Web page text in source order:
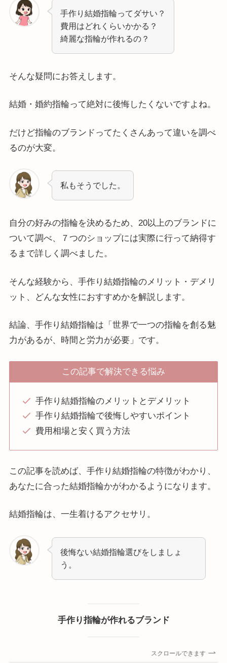
手作り結婚指輪ってダサい？
費用はどれくらいかかる？
綺麗な指輪が作れるの？
そんな疑問にお答えします。
結婚・婚約指輪って絶対に後悔したくないですよね。
だけど指輪のブランドってたくさんあって違いを調べ
るのが大変。
私もそうでした。
自分の好みの指輪を決めるため、20以上のブランドに
ついて調べ、７つのショップには実際に行って納得す
るまで詳しく調べました。
そんな経験から、手作り結婚指輪のメリット・デメリ
ット、どんな女性におすすめかを解説します。
結論、手作り結婚指輪は「世界で一つの指輪を創る魅
力があるが、時間と労力が必要」です。
この記事で解決できる悩み
手作り結婚指輪のメリットとデメリット
手作り結婚指輪で後悔しやすいポイント
費用相場と安く買う方法
この記事を読めば、手作り結婚指輪の特徴がわかり、
あなたに合った結婚指輪かがわかるようになります。
結婚指輪は、一生着けるアクセサリ。
後悔ない結婚指輪選びをしましょ
う。
手作り指輪が作れるブランド
スクロールできます